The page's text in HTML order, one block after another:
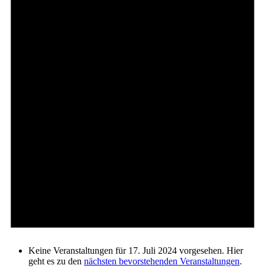
Keine Veranstaltungen für 17. Juli 2024 vorgesehen. Hier
geht es zu den nächsten bevorstehenden Veranstaltungen.